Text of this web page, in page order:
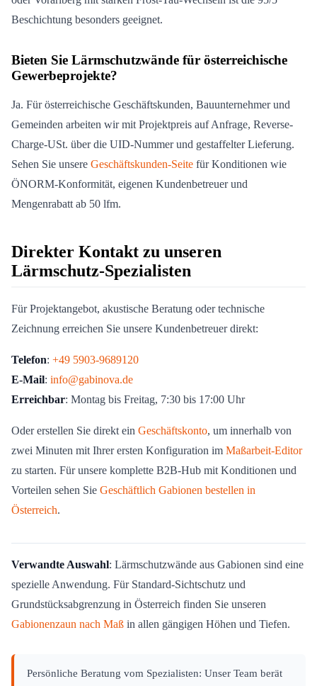
Beschichtung besonders geeignet.
Bieten Sie Lärmschutzwände für österreichische
Gewerbeprojekte?
Ja. Für österreichische Geschäftskunden, Bauunternehmer und
Gemeinden arbeiten wir mit Projektpreis auf Anfrage, Reverse-
Charge-USt. über die UID-Nummer und gestaffelter Lieferung.
Sehen Sie unsere Geschäftskunden-Seite für Konditionen wie
ÖNORM-Konformität, eigenen Kundenbetreuer und
Mengenrabatt ab 50 lfm.
Direkter Kontakt zu unseren
Lärmschutz-Spezialisten
Für Projektangebot, akustische Beratung oder technische
Zeichnung erreichen Sie unsere Kundenbetreuer direkt:
Telefon: +49 5903-9689120
E-Mail: info@gabinova.de
Erreichbar: Montag bis Freitag, 7:30 bis 17:00 Uhr
Oder erstellen Sie direkt ein Geschäftskonto, um innerhalb von
zwei Minuten mit Ihrer ersten Konfiguration im Maßarbeit-Editor
zu starten. Für unsere komplette B2B-Hub mit Konditionen und
Vorteilen sehen Sie Geschäftlich Gabionen bestellen in
Österreich.
Verwandte Auswahl: Lärmschutzwände aus Gabionen sind eine
spezielle Anwendung. Für Standard-Sichtschutz und
Grundstücksabgrenzung in Österreich finden Sie unseren
Gabionenzaun nach Maß in allen gängigen Höhen und Tiefen.
Persönliche Beratung vom Spezialisten: Unser Team berät